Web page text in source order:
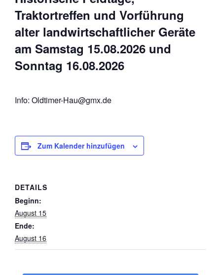
Traktortreffen und Vorführung
alter landwirtschaftlicher Geräte
am Samstag 15.08.2026 und
Sonntag 16.08.2026
Info: Oldtimer-Hau@gmx.de
Zum Kalender hinzufügen
DETAILS
Beginn:
August 15
Ende:
August 16